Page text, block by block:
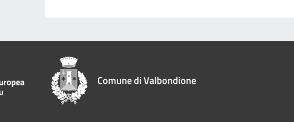
Comune di Valbondione